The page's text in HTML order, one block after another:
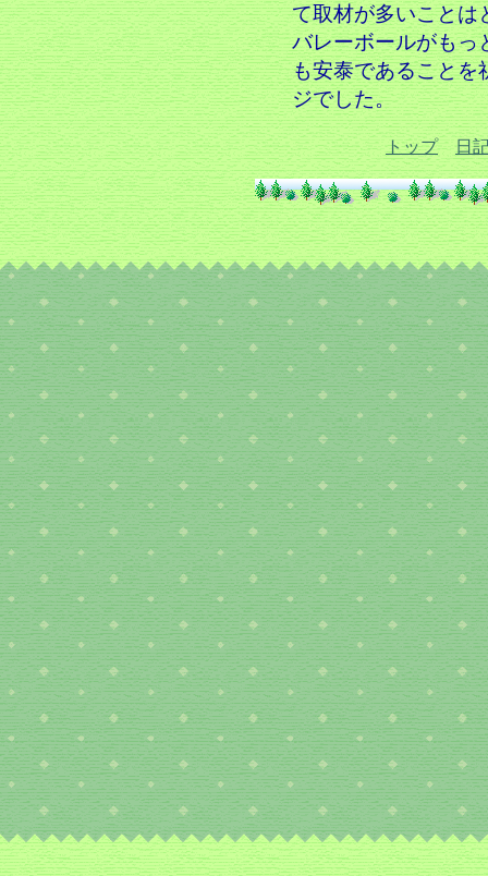
て取材が多いことは
バレーボールがもっ
も安泰であることを
ジでした。
トップ 日